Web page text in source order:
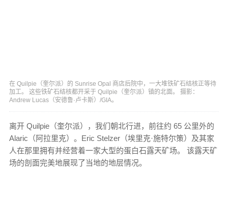
在 Quilpie（奎尔派）的 Sunrise Opal 商店后院中，一大堆铁矿石结核正等待
加工。 这些铁矿石结核都开采于 Quilpie（奎尔派）镇的北面。 摄影：
Andrew Lucas（安德鲁·卢卡斯）/GIA。
离开 Quilpie（奎尔派），我们朝北行进，前往约 65 公里外的
Alaric（阿拉里克）。Eric Stelzer（埃里克·施特尔策）及其家
人在那里拥有并经营着一家大型的蛋白石露天矿场。 该露天矿
场的剖面完美地展现了当地的地层情况。